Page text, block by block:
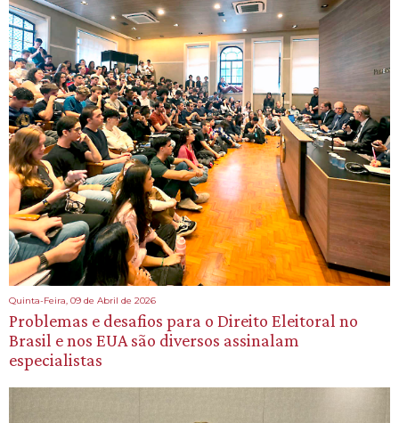
Quinta-Feira, 09 de Abril de 2026
Problemas e desafios para o Direito Eleitoral no
Brasil e nos EUA são diversos assinalam
especialistas